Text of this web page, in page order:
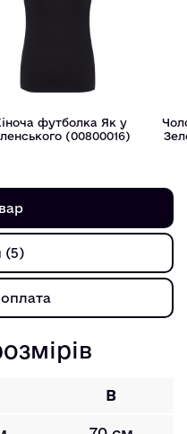
футболка Як у
(00800016)
(5)
B